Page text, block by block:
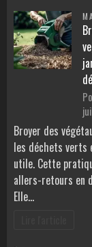
Broyer des
les déchets verts
utile. Cette
allers-retours en
Elle…